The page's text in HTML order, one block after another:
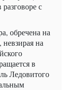
с
обречена на
на
в
Ледовитого